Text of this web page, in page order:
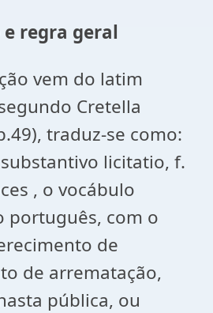
regra geral
vem do latim
Cretella
traduz-se como:
licitatio, f.
, o vocábulo
português, com o
de
de arrematação,
pública, ou